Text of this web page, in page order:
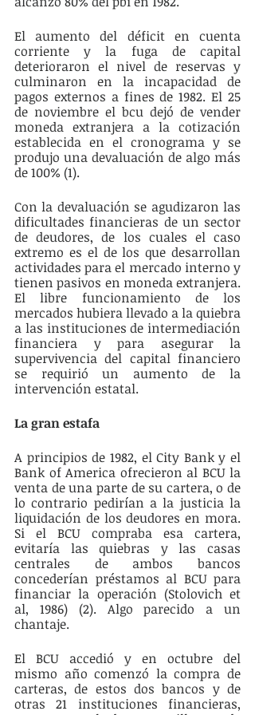
El aumento del déficit en cuenta
corriente y la fuga de capital
deterioraron el nivel de reservas y
culminaron en la incapacidad de
pagos externos a fines de 1982. El 25
de noviembre el bcu dejó de vender
moneda extranjera a la cotización
establecida en el cronograma y se
produjo una devaluación de algo más
de 100% (1).
Con la devaluación se agudizaron las
dificultades financieras de un sector
de deudores, de los cuales el caso
extremo es el de los que desarrollan
actividades para el mercado interno y
tienen pasivos en moneda extranjera.
El libre funcionamiento de los
mercados hubiera llevado a la quiebra
a las instituciones de intermediación
financiera y para asegurar la
supervivencia del capital financiero
se requirió un aumento de la
intervención estatal.
La gran estafa
A principios de 1982, el City Bank y el
Bank of America ofrecieron al BCU la
venta de una parte de su cartera, o de
lo contrario pedirían a la justicia la
liquidación de los deudores en mora.
Si el BCU compraba esa cartera,
evitaría las quiebras y las casas
centrales de ambos bancos
concederían préstamos al BCU para
financiar la operación (Stolovich et
al, 1986) (2).
Algo parecido a un
chantaje.
El BCU accedió y en octubre del
mismo año comenzó la compra de
carteras, de estos dos bancos y de
otras 21 instituciones financieras,